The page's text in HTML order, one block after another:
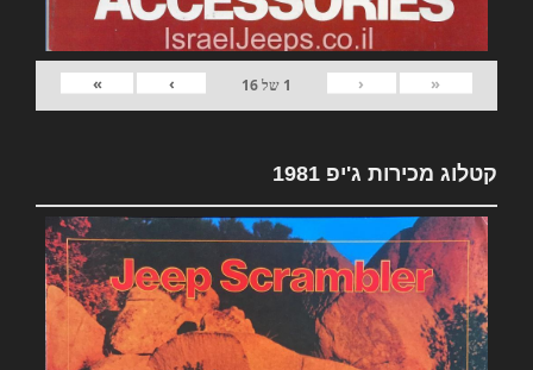
«
‹
1 של16
›
»
קטלוג מכירות ג'יפ 1981